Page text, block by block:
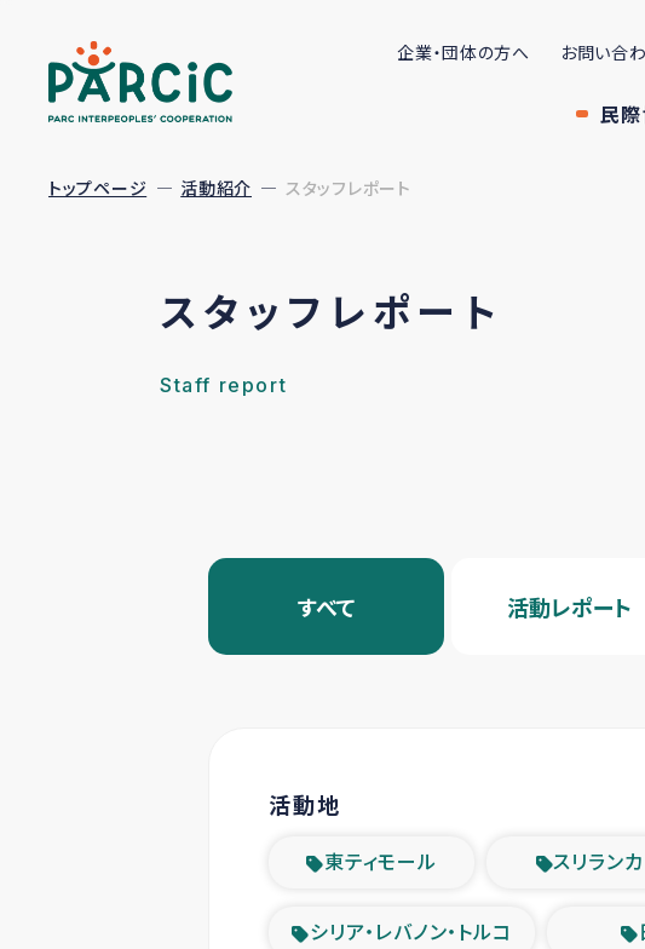
企業・団体の方へ お問い合
民
トップページ 活動紹介 スタッフレポート
スタッフレポート
Staff report
すべて 活動レポート
活動地
東ティモール スリランカ
シリア・レバノン・トルコ